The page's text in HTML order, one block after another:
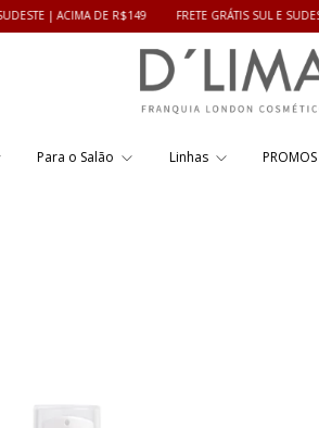
DE R$149 FRETE GRÁTIS SUL E SUDESTE | ACIMA
Para o Salão Linhas PROMOS